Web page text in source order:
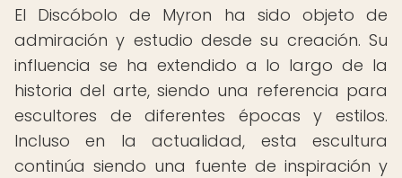
El Discóbolo de Myron ha sido objeto de
admiración y estudio desde su creación. Su
influencia se ha extendido a lo largo de la
historia del arte, siendo una referencia para
escultores de diferentes épocas y estilos.
Incluso en la actualidad, esta escultura
continúa siendo una fuente de inspiración y